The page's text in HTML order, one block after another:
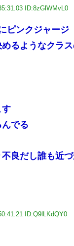
ID:8zGlWMvL0
ピンクジャージ
るようなクラ
す
でる
良だし誰も近
ID:Q9lLKdQY0